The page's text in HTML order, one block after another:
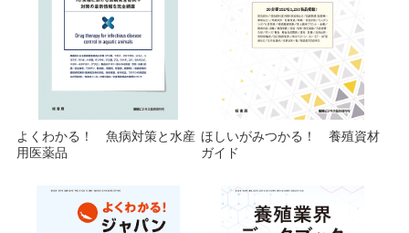
よくわかる！ 魚病対策と水産
用医薬品
ほしいがみつかる！ 養殖資材
ガイド